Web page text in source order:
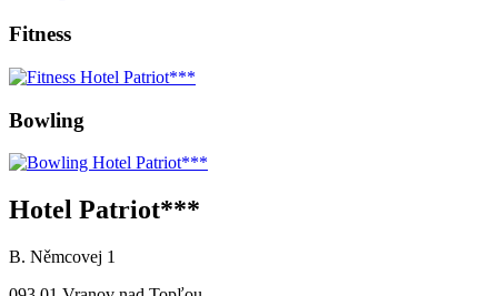
Fitness
Bowling
Hotel Patriot***
B. Němcovej 1